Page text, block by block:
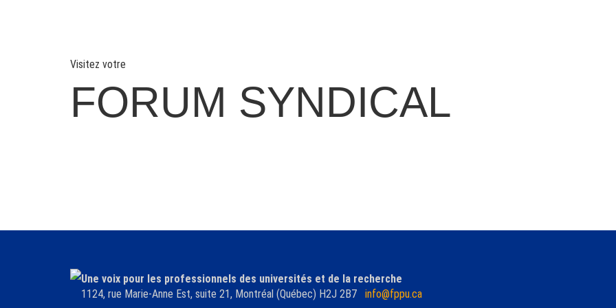
Visitez votre
FORUM SYNDICAL
Une voix pour les professionnels des universités et de la recherche
1124, rue Marie-Anne Est, suite 21, Montréal (Québec) H2J 2B7 info@fppu.ca